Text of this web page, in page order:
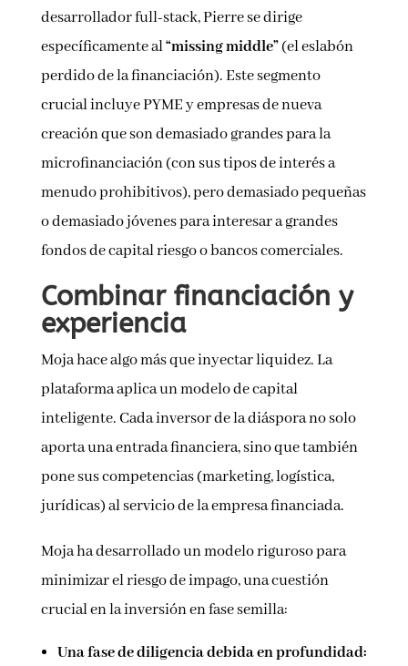
desarrollador full-stack, Pierre se dirige
específicamente al“missing middle”(el eslabón
perdido de la financiación). Este segmento
crucial incluye PYME y empresas de nueva
creación que son demasiado grandes para la
microfinanciación (con sus tipos de interés a
menudo prohibitivos), pero demasiado pequeñas
o demasiado jóvenes para interesar a grandes
fondos de capital riesgo o bancos comerciales.
Combinar financiación y
experiencia
Moja hace algo más que inyectar liquidez. La
plataforma aplica un modelo de capital
inteligente. Cada inversor de la diáspora no solo
aporta una entrada financiera, sino que también
pone sus competencias (marketing, logística,
jurídicas) al servicio de la empresa financiada.
Moja ha desarrollado un modelo riguroso para
minimizar el riesgo de impago, una cuestión
crucial en la inversión en fase semilla:
Una fase de diligencia debida en profundidad: